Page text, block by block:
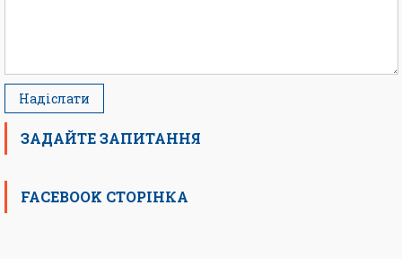
ЗАДАЙТЕ ЗАПИТАННЯ
FACEBOOK СТОРІНКА